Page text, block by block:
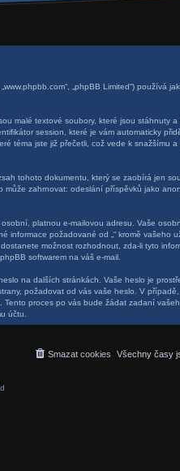
„phpBB Limited“) používá
malé textové soubory, které jsou stáhnuty a
session, které je vám automaticky
téma jste již přečetli, což vede k snažšímu
tohoto dokumentu, který se zaobírá jen
zahrnovat: odeslání příspěvků jako
platnou e-mailovou adresu. Vaše
informace požadované od „“ kromě vašeho
možnost rozhodnout, zda-li tyto
softwarem na váš e-mail.
na dalších stránkách. Vaše heslo je
požadovat od vás vaše heslo. V
Tento proces po vás bude žádat zadaní
účtu.
Všechny časy
Smazat cookies